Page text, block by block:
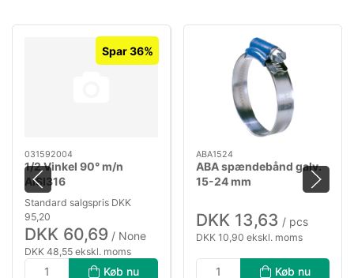
Spar 36%
031592004
1/2 Vinkel 90° m/n
AISI316
Standard salgspris DKK
95,20
DKK 60,69 / None
DKK 48,55 ekskl. moms
Køb nu
ABA1524
ABA spændebånd galv.
15-24 mm
DKK 13,63 / pcs
DKK 10,90 ekskl. moms
Køb nu